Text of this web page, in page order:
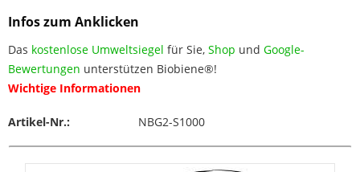
Infos zum Anklicken
Das kostenlose Umweltsiegel für Sie, Shop und Google-
Bewertungen unterstützen Biobiene®!
Wichtige Informationen
Artikel-Nr.: NBG2-S1000